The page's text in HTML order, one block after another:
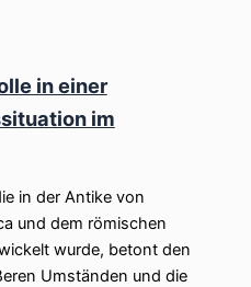
in einer
im
in der Antike von
und dem römischen
wurde, betont den
Umständen und die